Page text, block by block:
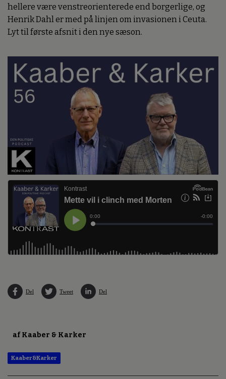
hellere være venstreorienterede end borgerlige, og
Henrik Dahl er med på linjen om invasionen i Ceuta.
Lyt til første afsnit i den nye sæson.
Del Tweet Del
af Kaaber & Karker
Kaaber&Karker